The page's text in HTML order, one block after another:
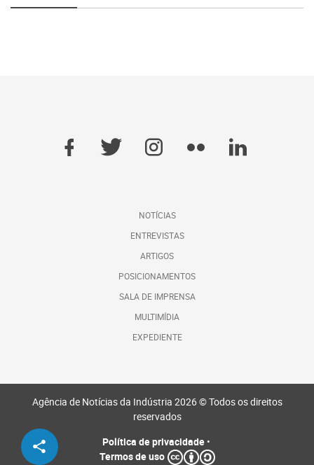
NOTÍCIAS
ENTREVISTAS
ARTIGOS
POSICIONAMENTOS
SALA DE IMPRENSA
MULTIMÍDIA
EXPEDIENTE
Agência de Notícias da Indústria 2026 © Todos os direitos
reservados
Política de privacidade•
Termos de uso